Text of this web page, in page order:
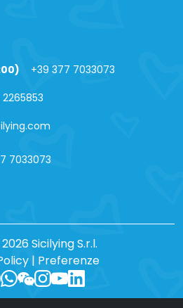
+39 377 7033073
7033073
Sicilying S.r.l.
| Preferenze